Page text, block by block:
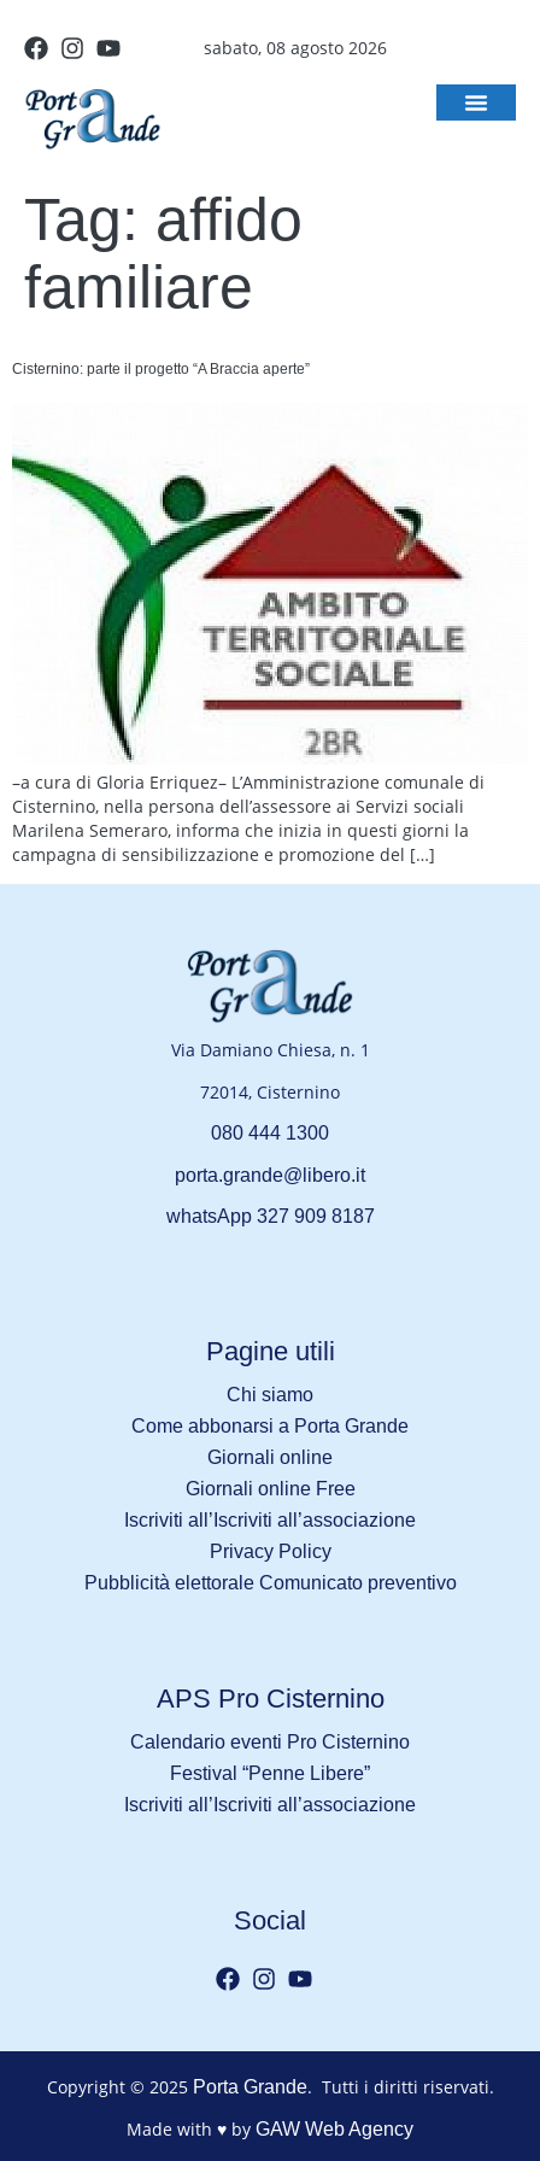
sabato, 08 agosto 2026
Tag: affido
familiare
Cisternino: parte il progetto “A Braccia aperte”
–a cura di Gloria Erriquez– L’Amministrazione comunale di
Cisternino, nella persona dell’assessore ai Servizi sociali
Marilena Semeraro, informa che inizia in questi giorni la
campagna di sensibilizzazione e promozione del […]
Via Damiano Chiesa, n. 1
72014, Cisternino
080 444 1300
porta.grande@libero.it
whatsApp 327 909 8187
Pagine utili
Chi siamo
Come abbonarsi a Porta Grande
Giornali online
Giornali online Free
Iscriviti all’Iscriviti all’associazione
Privacy Policy
Pubblicità elettorale Comunicato preventivo
APS Pro Cisternino
Calendario eventi Pro Cisternino
Festival “Penne Libere”
Iscriviti all’Iscriviti all’associazione
Social
Copyright © 2025 Porta Grande. Tutti i diritti riservati.
Made with ♥ by GAW Web Agency